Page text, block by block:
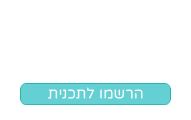
הרשמו לתכנית